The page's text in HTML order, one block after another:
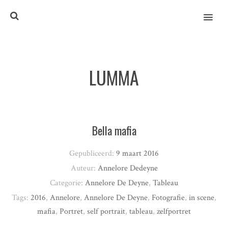
MENU
LUMMA
Bella mafia
Gepubliceerd: 9 maart 2016
Auteur: Annelore Dedeyne
Categorie: Annelore De Deyne, Tableau
Tags: 2016, Annelore, Annelore De Deyne, Fotografie, in scene,
mafia, Portret, self portrait, tableau, zelfportret